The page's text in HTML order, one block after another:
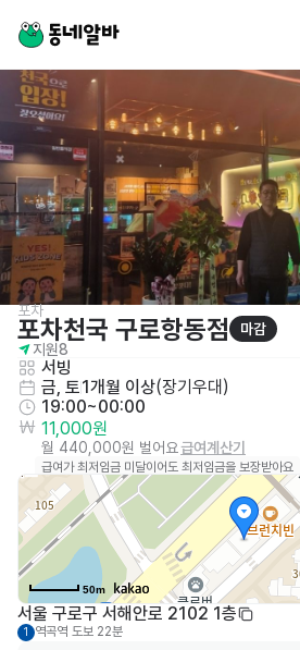
포차
포차천국 구로항동점
마감
지원8
서빙
금, 토1개월 이상(장기우대 )
19:00~00:00
11,000원
월 440,000원 벌어요급여계산기
급여가 최저임금 미달이어도 최저임금을 보장받아요
50m
서울 구로구 서해안로 2102 1층
1 역곡역 도보 22분